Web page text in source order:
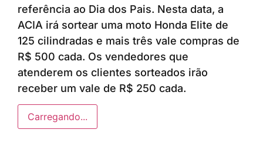
referência ao Dia dos Pais. Nesta data, a
ACIA irá sortear uma moto Honda Elite de
125 cilindradas e mais três vale compras de
R$ 500 cada. Os vendedores que
atenderem os clientes sorteados irão
receber um vale de R$ 250 cada.
Carregando...